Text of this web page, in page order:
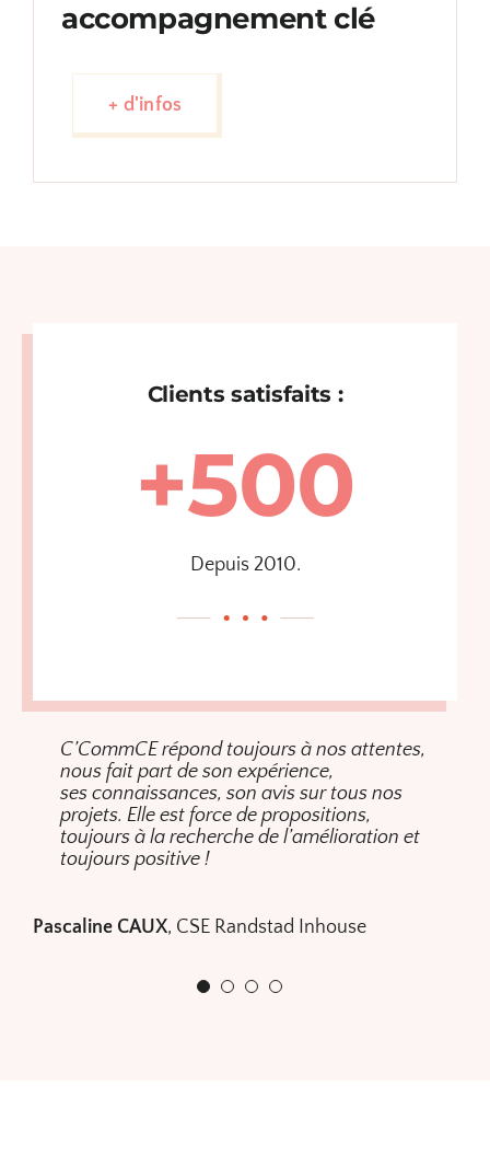
accompagnement clé
+ d'infos
Clients satisfaits :
+500
Depuis 2010.
C’CommCE répond toujours à nos attentes,
nous fait part de son expérience,
ses connaissances, son avis sur tous nos
projets. Elle est force de propositions,
toujours à la recherche de l’amélioration et
toujours positive !
Pascaline CAUX, CSE Randstad Inhouse
Une équipe dynamique, disponible, une
qualité de rédaction, une communication
du flash mensuel très appréciée par les
salariés et un gain de temps énorme pour
les élus.
Une équipe sympathique, réactive, efficace,
compétente. Nous leur faisons confiance
les yeux fermés pour nous épauler avec
bonne humeur sur tous les sujets que nous
leur confions parfois dans l’urgence !
C’CommCE : une valeur sûre.
Mirelle BARET CSE ASF DS
Un accompagnement personnalisé et une
belle réactivité ! Merci.
Guillaume JUNG CSE Usocome Haguenau